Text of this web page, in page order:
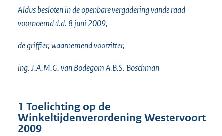
Aldus besloten in de openbare vergadering vande raad
voornoemd d.d. 8 juni 2009,
de griffier, waarnemend voorzitter,
ing. J.A.M.G. van Bodegom A.B.S. Boschman
1 Toelichting op de
Winkeltijdenverordening Westervoort
2009